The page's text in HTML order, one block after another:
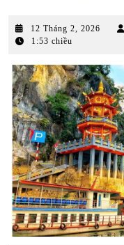
12 Tháng 2, 2026
2026
1:53 chiều